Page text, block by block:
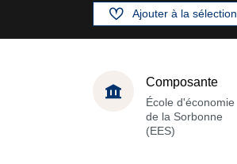
Ajouter à la sélection
Composante
École d'économie
de la Sorbonne
(EES)